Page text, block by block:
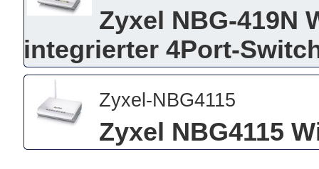
Zyxel NBG-419N
integrierter 4Port-
Zyxel-NBG4115
Zyxel NBG4115